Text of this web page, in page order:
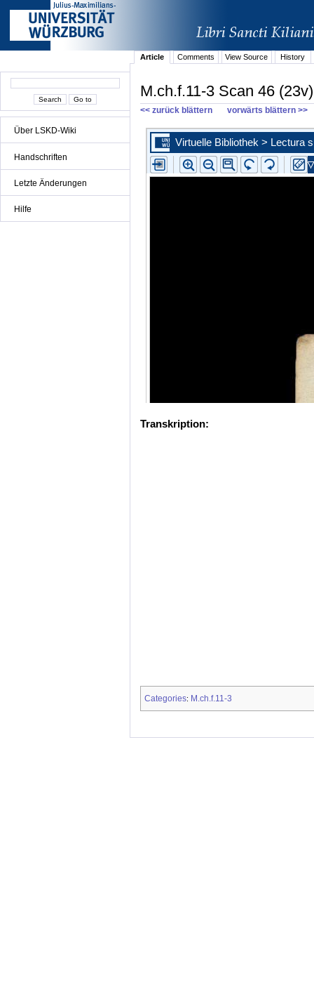
Über LSKD-Wiki
Handschriften
Letzte Änderungen
Hilfe
Article Comments View Source History
M.ch.f.11-3 Scan 46 (23v)
<< zurück blättern vorwärts blättern >>
Transkription:
Categories: M.ch.f.11-3